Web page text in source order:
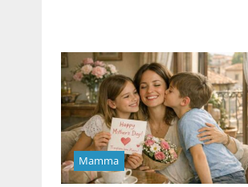
Mamma